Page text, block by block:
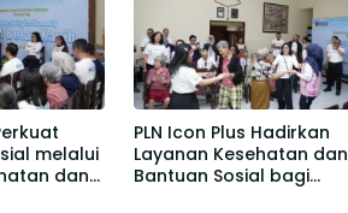
melalui
dan
PLN Icon Plus Hadirkan
Layanan Kesehatan dan
Bantuan Sosial bagi